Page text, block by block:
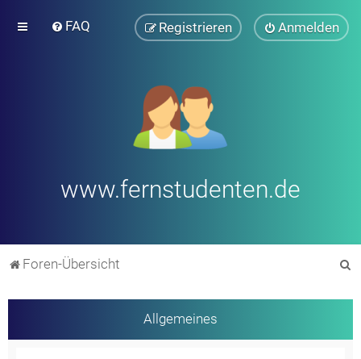
FAQ Anmelden
Registrieren
www.fernstudenten.de
Foren-Übersicht
Allgemeines